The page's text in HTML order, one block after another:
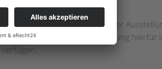
sehen, sowie die in der
bezogen werden. Voraussetzung hierfür